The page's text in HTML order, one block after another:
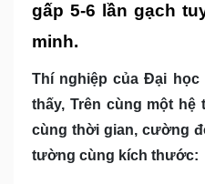
gấp 5-6 lần gạch
minh.
Thí nghiệp của Đại học
thấy, Trên cùng một
cùng thời gian, cường
tường cùng kích thước: